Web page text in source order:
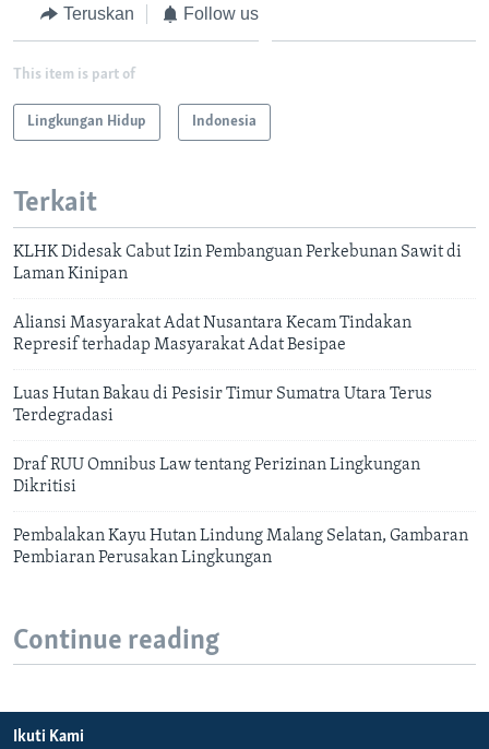
Teruskan Follow us
This item is part of
Lingkungan Hidup Indonesia
Terkait
KLHK Didesak Cabut Izin Pembanguan Perkebunan Sawit di
Laman Kinipan
Aliansi Masyarakat Adat Nusantara Kecam Tindakan
Represif terhadap Masyarakat Adat Besipae
Luas Hutan Bakau di Pesisir Timur Sumatra Utara Terus
Terdegradasi
Draf RUU Omnibus Law tentang Perizinan Lingkungan
Dikritisi
Pembalakan Kayu Hutan Lindung Malang Selatan, Gambaran
Pembiaran Perusakan Lingkungan
Continue reading
Ikuti Kami